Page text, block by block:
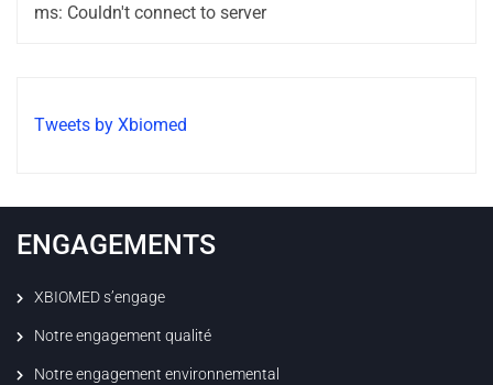
ms: Couldn't connect to server
Tweets by Xbiomed
ENGAGEMENTS
XBIOMED s’engage
Notre engagement qualité
Notre engagement environnemental